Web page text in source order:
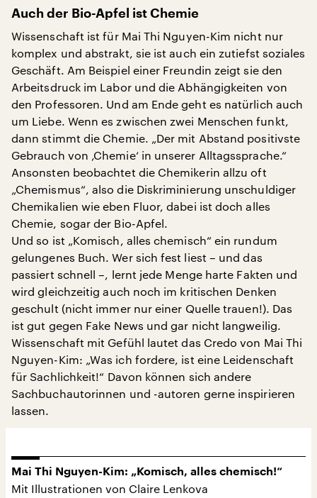
Auch der Bio-Apfel ist Chemie
Wissenschaft ist für Mai Thi Nguyen-Kim nicht nur
komplex und abstrakt, sie ist auch ein zutiefst soziales
Geschäft. Am Beispiel einer Freundin zeigt sie den
Arbeitsdruck im Labor und die Abhängigkeiten von
den Professoren. Und am Ende geht es natürlich auch
um Liebe. Wenn es zwischen zwei Menschen funkt,
dann stimmt die Chemie. „Der mit Abstand positivste
Gebrauch von ‚Chemie‘ in unserer Alltagssprache.“
Ansonsten beobachtet die Chemikerin allzu oft
„Chemismus“, also die Diskriminierung unschuldiger
Chemikalien wie eben Fluor, dabei ist doch alles
Chemie, sogar der Bio-Apfel.
Und so ist „Komisch, alles chemisch“ ein rundum
gelungenes Buch. Wer sich fest liest – und das
passiert schnell –, lernt jede Menge harte Fakten und
wird gleichzeitig auch noch im kritischen Denken
geschult (nicht immer nur einer Quelle trauen!). Das
ist gut gegen Fake News und gar nicht langweilig.
Wissenschaft mit Gefühl lautet das Credo von Mai Thi
Nguyen-Kim: „Was ich fordere, ist eine Leidenschaft
für Sachlichkeit!“ Davon können sich andere
Sachbuchautorinnen und -autoren gerne inspirieren
lassen.
Mai Thi Nguyen-Kim: „Komisch, alles chemisch!“
Mit Illustrationen von Claire Lenkova